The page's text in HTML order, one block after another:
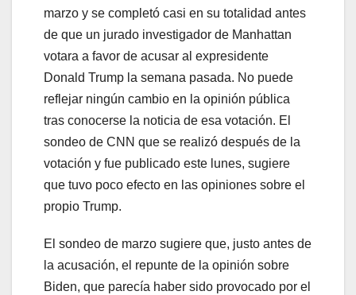
marzo y se completó casi en su totalidad antes
de que un jurado investigador de Manhattan
votara a favor de acusar al expresidente
Donald Trump la semana pasada. No puede
reflejar ningún cambio en la opinión pública
tras conocerse la noticia de esa votación. El
sondeo de CNN que se realizó después de la
votación y fue publicado este lunes, sugiere
que tuvo poco efecto en las opiniones sobre el
propio Trump.
El sondeo de marzo sugiere que, justo antes de
la acusación, el repunte de la opinión sobre
Biden, que parecía haber sido provocado por el